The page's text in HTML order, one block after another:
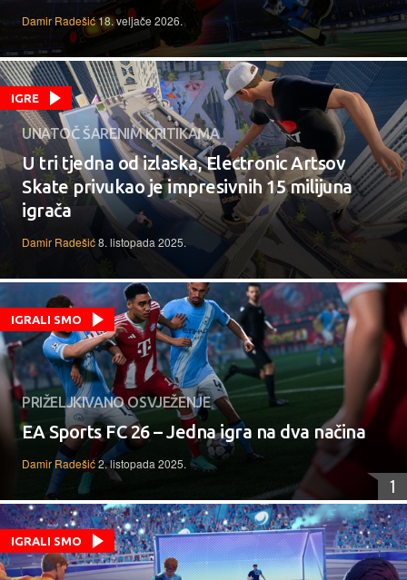
Damir Radešić18. veljače 2026.
IGRE
UNATOČ ŠARENIM KRITIKAMA
U tri tjedna od izlaska, Electronic Artsov
Skate privukao je impresivnih 15 milijuna
igrača
Damir Radešić8. listopada 2025.
IGRALI SMO
PRIŽELJKIVANO OSVJEŽENJE
EA Sports FC 26 – Jedna igra na dva načina
Damir Radešić2. listopada 2025.
1
IGRALI SMO